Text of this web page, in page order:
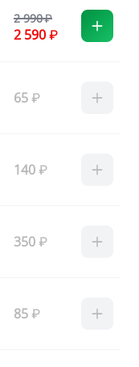
2 990
2 590
65
140
350
85